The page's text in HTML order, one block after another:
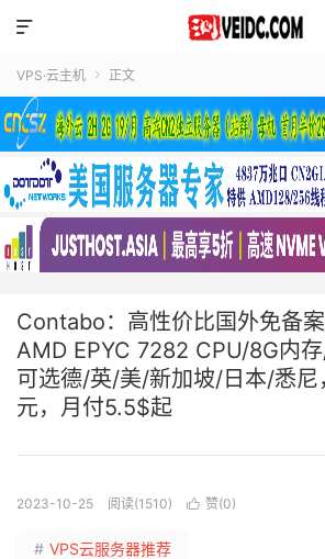

VPS·云主机  正文
Contabo：高性价比国外免备
AMD EPYC 7282 CPU/8G内存
可选德/英/美/新加坡/日本/悉尼
元，月付5.5$起
2023-10-25 阅读(1510)  赞(0)
# VPS云服务器推荐